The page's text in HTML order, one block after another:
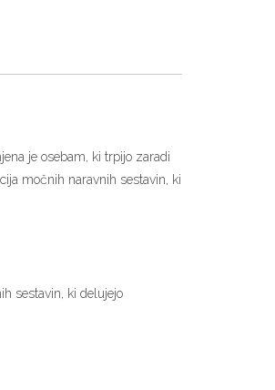
je osebam, ki trpijo zaradi
močnih naravnih sestavin, ki
sestavin, ki delujejo